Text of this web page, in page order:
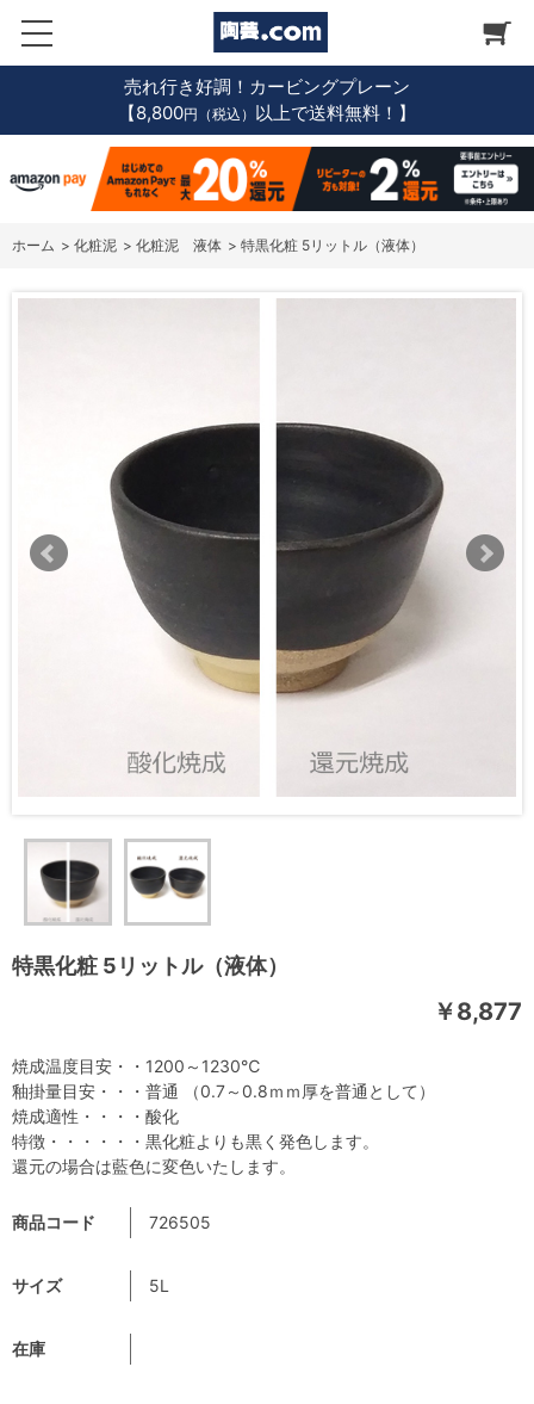
売れ行き好調！カービングプレーン
【8,800円（税込） 以上で送料無料！】
ホーム > 化粧泥 > 化粧泥 液体 > 特黒化粧 5リットル（液体）
特黒化粧 5リットル（液体）
￥8,877
商品コード 726505
サイズ 5L
在庫
焼成温度目安・・1200～1230℃
釉掛量目安・・・普通 （0.7～0.8ｍｍ厚を普通として）
焼成適性・・・・酸化
特徴・・・・・・黒化粧よりも黒く発色します。
還元の場合は藍色に変色いたします。